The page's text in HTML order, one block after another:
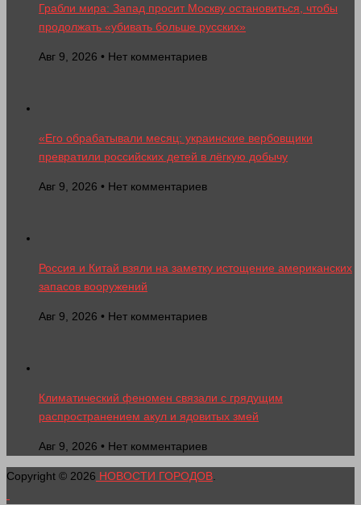
Грабли мира: Запад просит Москву остановиться, чтобы
продолжать «убивать больше русских»
Авг 9, 2026 • Нет комментариев
«Его обрабатывали месяц: украинские вербовщики
превратили российских детей в лёгкую добычу
Авг 9, 2026 • Нет комментариев
Россия и Китай взяли на заметку истощение американских
запасов вооружений
Авг 9, 2026 • Нет комментариев
Климатический феномен связали с грядущим
распространением акул и ядовитых змей
Авг 9, 2026 • Нет комментариев
Copyright © 2026 НОВОСТИ ГОРОДОВ